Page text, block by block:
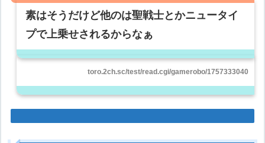
素はそうだけど他のは聖戦士とかニュータイ
プで上乗せされるからなぁ
toro.2ch.sc/test/read.cgi/gamerobo/1757333040